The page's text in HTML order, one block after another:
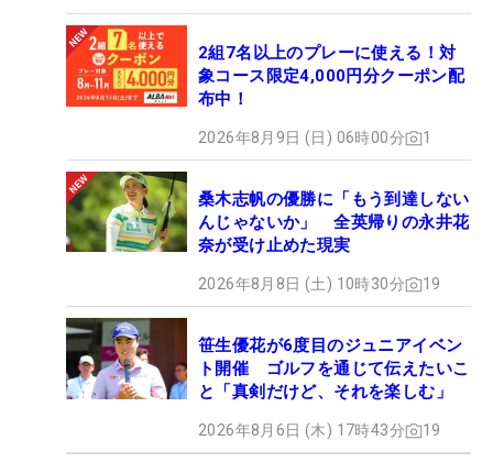
2組7名以上のプレーに使える！対
象コース限定4,000円分クーポン配
布中！
2026年8月9日 (日) 06時00分 1
桑木志帆の優勝に「もう到達しない
んじゃないか」 全英帰りの永井花
奈が受け止めた現実
2026年8月8日 (土) 10時30分 19
笹生優花が6度目のジュニアイベン
ト開催 ゴルフを通じて伝えたいこ
と「真剣だけど、それを楽しむ」
2026年8月6日 (木) 17時43分 19